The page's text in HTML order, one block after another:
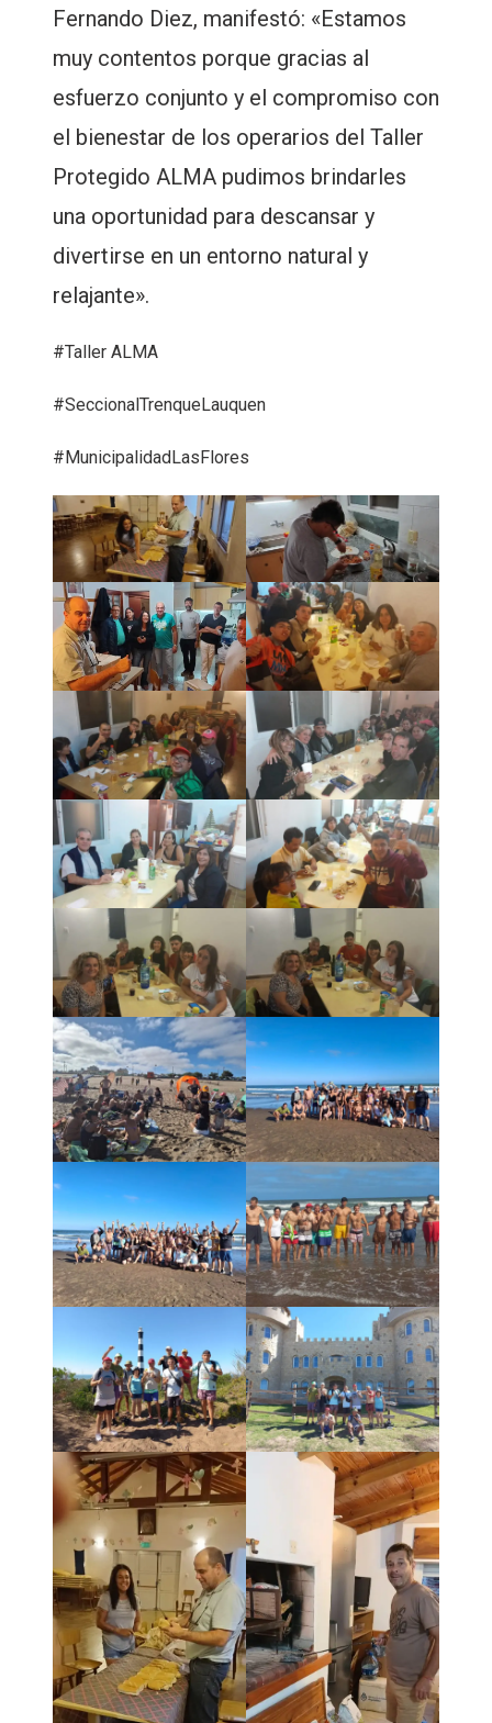
Fernando Diez, manifestó: «Estamos
muy contentos porque gracias al
esfuerzo conjunto y el compromiso con
el bienestar de los operarios del Taller
Protegido ALMA pudimos brindarles
una oportunidad para descansar y
divertirse en un entorno natural y
relajante».
#Taller ALMA
#SeccionalTrenqueLauquen
#MunicipalidadLasFlores